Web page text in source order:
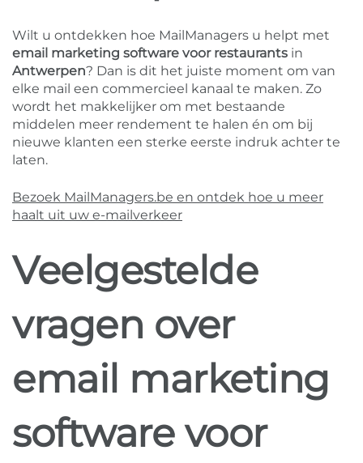
Wilt u ontdekken hoe MailManagers u helpt met
email marketing software voor restaurants in
Antwerpen? Dan is dit het juiste moment om van
elke mail een commercieel kanaal te maken. Zo
wordt het makkelijker om met bestaande
middelen meer rendement te halen én om bij
nieuwe klanten een sterke eerste indruk achter te
laten.
Bezoek MailManagers.be en ontdek hoe u meer
haalt uit uw e-mailverkeer
Veelgestelde
vragen over
email marketing
software voor